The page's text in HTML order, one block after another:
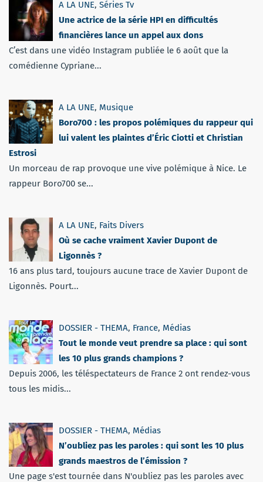
A LA UNE, Séries Tv
Une actrice de la série HPI en difficultés
financières lance un appel aux dons
C’est dans une vidéo Instagram publiée le 6 août que la
comédienne Cypriane...
A LA UNE, Musique
Boro700 : les propos polémiques du rappeur qui
lui valent les plaintes d’Éric Ciotti et Christian
Estrosi
Un morceau de rap provoque une vive polémique à Nice. Le
rappeur Boro700 se...
A LA UNE, Faits Divers
Où se cache vraiment Xavier Dupont de
Ligonnès ?
16 ans plus tard, toujours aucune trace de Xavier Dupont de
Ligonnès. Pourt...
DOSSIER - THEMA, France, Médias
Tout le monde veut prendre sa place : qui sont
les 10 plus grands champions ?
Depuis 2006, les téléspectateurs de France 2 ont rendez-vous
tous les midis...
DOSSIER - THEMA, Médias
N’oubliez pas les paroles : qui sont les 10 plus
grands maestros de l’émission ?
Une page s'est tournée dans N'oubliez pas les paroles avec